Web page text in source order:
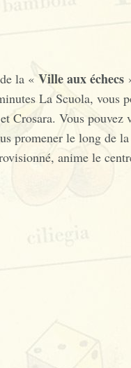
la « Ville aux échecs
La Scuola,
Crosara. Vous
promener le long de
anime le